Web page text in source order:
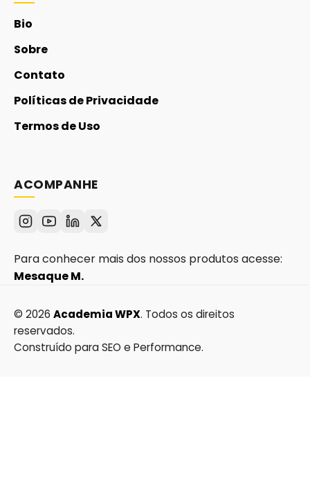
Bio
Sobre
Contato
Políticas de Privacidade
Termos de Uso
ACOMPANHE
Para conhecer mais dos nossos produtos acesse:
Mesaque M.
© 2026 Academia WPX. Todos os direitos
reservados.
Construído para SEO e Performance.